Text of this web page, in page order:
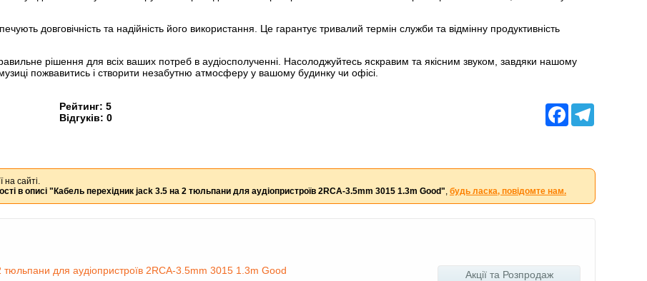
довговічність та надійність його використання. Це гарантує тривалий термін служби та відмінну продуктивність
рішення для всіх ваших потреб в аудіосполученні. Насолоджуйтесь яскравим та якісним звуком, завдяки нашому
пожвавитись і створити незабутню атмосферу у вашому будинку чи офісі.
Facebook
Рейтинг: 5
Відгуків: 0
на сайті.
в описі "Кабель перехідник jack 3.5 на 2 тюльпани для аудіопристроїв 2RCA-3.5mm 3015 1.3m Good", будь ласка, повідомте нам.
для аудіопристроїв 2RCA-3.5mm 3015 1.3m Good Акції та Розпродаж